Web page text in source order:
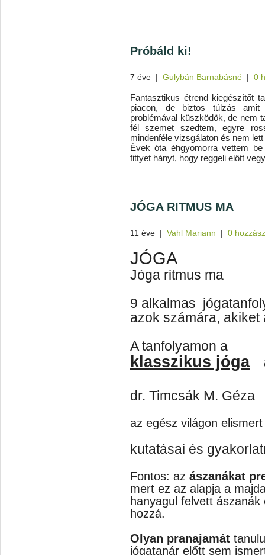
Próbáld ki!
7 éve | Gulybán Barnabásné | 0
Fantasztikus étrend kiegészítőt
piacon, de biztos túlzás amit
problémával küszködök, de nem
fél szemet szedtem, egyre
mindenféle vizsgálaton és nem
Évek óta éhgyomorra vettem
fittyet hányt, hogy reggeli előtt
JÓGA RITMUS MA
11 éve | Vahl Mariann | 0
JÓGA
Jóga ritmus ma
9 alkalmas
azok számára, akiket
A tanfolyamon a
klasszikus jóga
dr. Timcsák M. Géza
az egész világon
kutatásai és
Fontos: az ászanákat
mert ez az alapja a
hanyagul felvett
hozzá.
Olyan pranajamát
jógatanár előtt sem